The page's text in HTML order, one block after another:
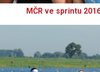
MČR ve sprintu